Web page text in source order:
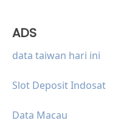
ADS
data taiwan hari ini
Slot Deposit Indosat
Data Macau